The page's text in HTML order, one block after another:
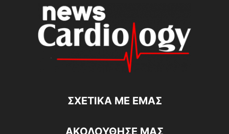
ΣΧΕΤΙΚΆ ΜΕ ΕΜΆΣ
ΑΚΟΛΟΥΘΗΣΕ ΜΑΣ